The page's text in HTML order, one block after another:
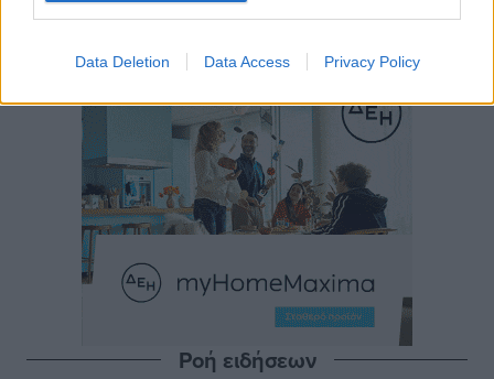
Data Deletion Data Access Privacy Policy
Ροή ειδήσεων